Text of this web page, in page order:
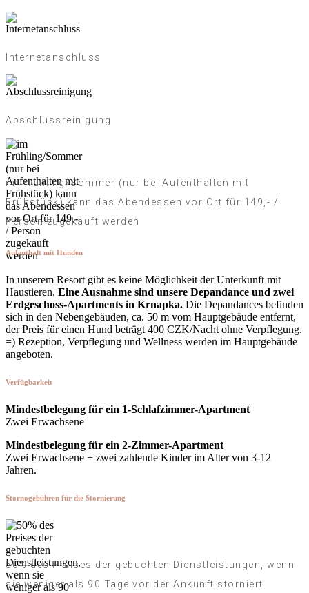
Internetanschluss
Abschlussreinigung
im Frühling/Sommer (nur bei Aufenthalten mit
Frühstück) kann das Abendessen vor Ort für 149,- /
Person zugekauft werden
Aufenthalt mit Hunden
In unserem Resort gibt es keine Möglichkeit der Unterkunft mit
Haustieren. Eine Ausnahme sind unsere Depandance und zwei
Erdgeschoss-Apartments in Krnapka. Die Depandances befinden
sich in den Nebengebäuden, ca. 50 m vom Hauptgebäude entfernt,
der Preis für einen Hund beträgt 400 CZK/Nacht ohne Verpflegung.
=) Rezeption, Verpflegung und Wellness werden im Hauptgebäude
angeboten.
Verfügbarkeit
Mindestbelegung für ein 1-Schlafzimmer-Apartment
Zwei Erwachsene
Mindestbelegung für ein 2-Zimmer-Apartment
Zwei Erwachsene + zwei zahlende Kinder im Alter von 3-12
Jahren.
Stornogebühren für die Stornierung
50% des Preises der gebuchten Dienstleistungen, wenn
sie weniger als 90 Tage vor der Ankunft storniert